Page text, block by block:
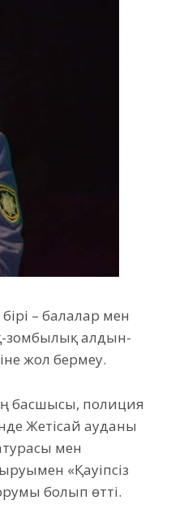
– балалар мен
зомбылық алдын-
жол бермеу.
басшысы, полиция
Жетісай ауданы
мен
«Қауіпсіз
болып өтті.